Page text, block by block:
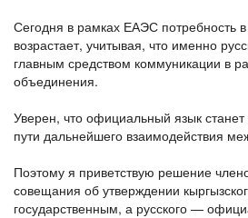
Сегодня в рамках ЕАЭС потребность в
возрастает, учитывая, что именно
главным средством коммуникации в
объединения.
Уверен, что официальный язык
пути дальнейшего взаимодействия
Поэтому я приветствую решение
совещания об утверждении
государственным, а русского —